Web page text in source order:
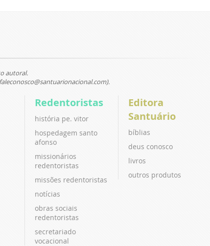
autoral.
Redentoristas
história pe. vitor
hospedagem santo
afonso
missionários
redentoristas
missões redentoristas
notícias
obras sociais
redentoristas
secretariado
vocacional
Editora
Santuário
bíblias
deus conosco
livros
outros produtos